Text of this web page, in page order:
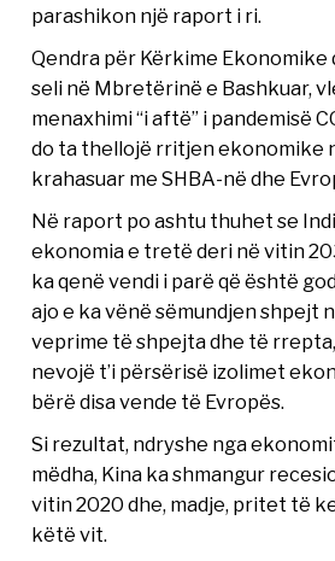
parashikon një raport i ri.
Qendra për Kërkime Ekonomike
seli në Mbretërinë e Bashkuar,
menaxhimi “i aftë” i pandemisë
do ta thellojë rritjen ekonomike
krahasuar me SHBA-në dhe
Në raport po ashtu thuhet se
ekonomia e tretë deri në vitin
ka qenë vendi i parë që është
ajo e ka vënë sëmundjen shpejt
veprime të shpejta dhe të
nevojë t’i përsërisë izolimet
bërë disa vende të Evropës.
Si rezultat, ndryshe nga
mëdha, Kina ka shmangur
vitin 2020 dhe, madje, pritet të
këtë vit.